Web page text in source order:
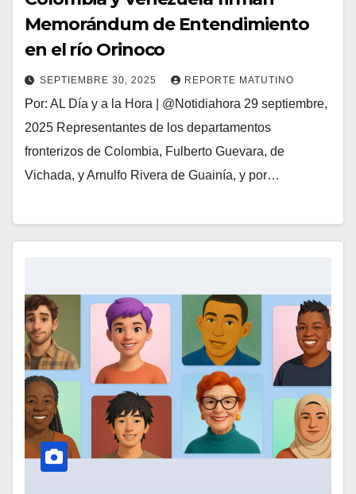
Memorándum de Entendimiento
en el río Orinoco
SEPTIEMBRE 30, 2025 REPORTE MATUTINO
Por: AL Día y a la Hora | @Notidiahora 29 septiembre,
2025 Representantes de los departamentos
fronterizos de Colombia, Fulberto Guevara, de
Vichada, y Arnulfo Rivera de Guainía, y por…